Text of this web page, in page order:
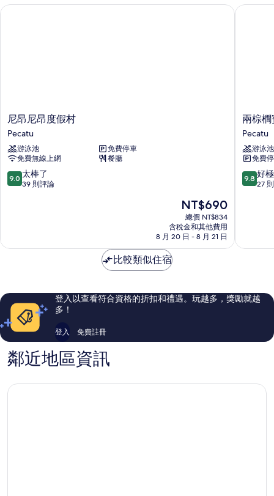
the
泳
尼
昂
尼
昂
度
假
村
尼昂尼昂度假村
Pecatu
游泳池
免費停車
免費無線上網
餐廳
9.0
分，
棒
評
論
9.0 太棒了
39 則評論
現
在
價
格
為
NT$690
總價 NT$834
含稅金和其他費用
8 月 20 日 - 8 月 21 日
尼昂尼昂度假村
兩
棕
櫚
賓
金
別
墅
兩棕
Pecatu
游泳池
免費
9.8
分，
極
評
論
9.8 好
27
兩棕櫚
比較類似住宿
登入以查看符合資格的折扣和禮遇。玩越多，獎勵就越
多！
登入 免費註冊
鄰近地區資訊